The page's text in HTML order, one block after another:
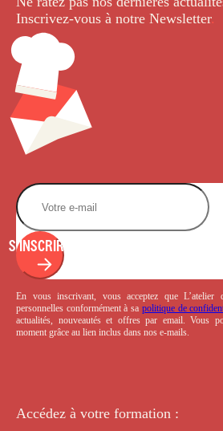
Inscrivez-vous à notre Newsletter.
S'INSCRIRE
En vous inscrivant, vous acceptez que L’atelier
personnelles conformément à sa politique de
actualités, nouveautés et offres par email. Vous
moment grâce au lien inclus dans nos e-mails.
Accédez à votre formation :